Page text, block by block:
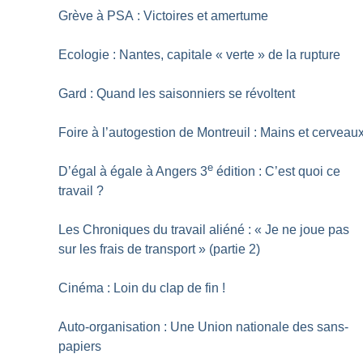
Grève à PSA : Victoires et amertume
Ecologie : Nantes, capitale « verte » de la rupture
Gard : Quand les saisonniers se révoltent
Foire à l’autogestion de Montreuil : Mains et
D’égal à égale à Angers 3e édition : C’est quoi ce
travail ?
Les Chroniques du travail aliéné : « Je ne joue pas
sur les frais de transport » (partie 2)
Cinéma : Loin du clap de fin !
Auto-organisation : Une Union nationale des sans-
papiers